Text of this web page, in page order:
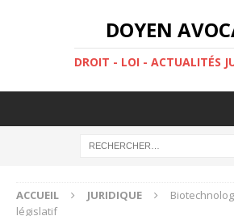
DOYEN
DROIT - LOI - ACTUALITÉS
ACCUEIL JURIDIQUE
législatif